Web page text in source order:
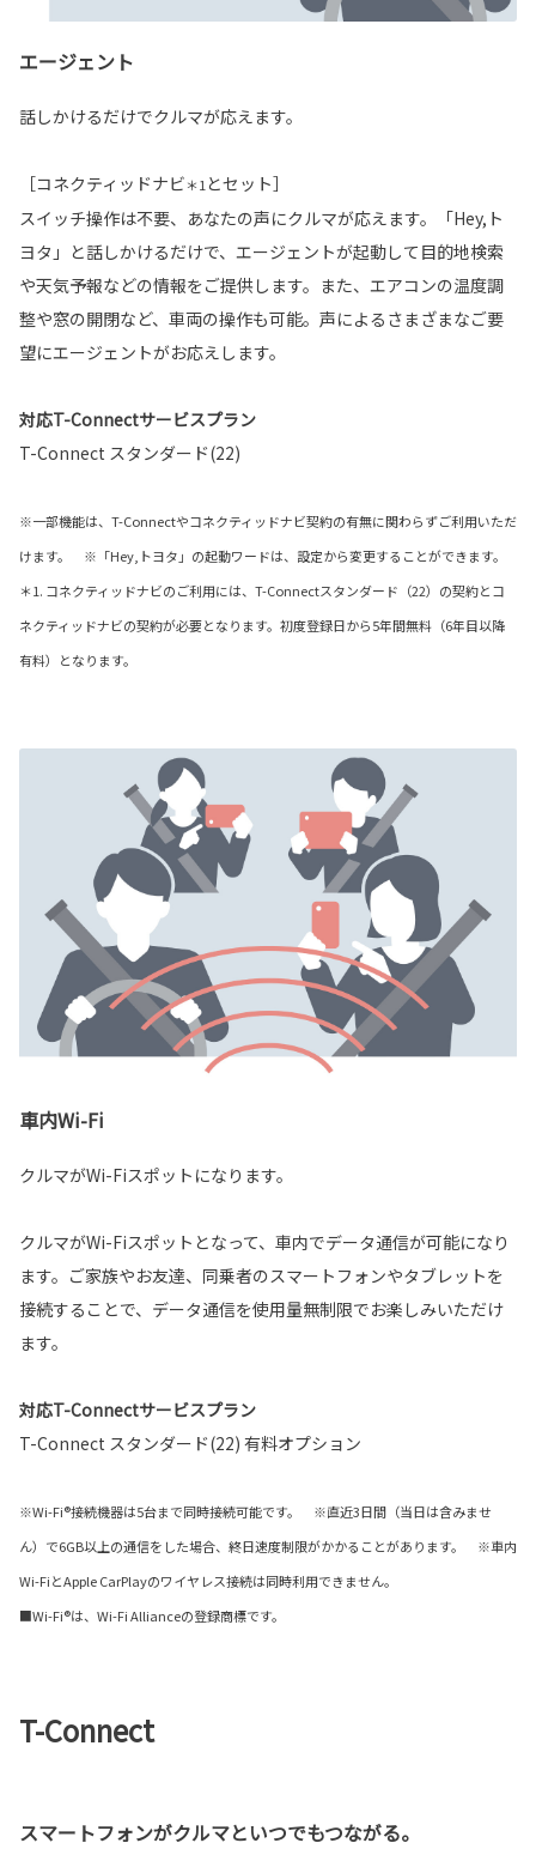
エージェント
話しかけるだけでクルマが応えます。
［コネクティッドナビ＊1 とセット］
スイッチ操作は不要、あなたの声にクルマが応えます。「Hey,ト
ヨタ」と話しかけるだけで、エージェントが起動して目的地検索
や天気予報などの情報をご提供します。また、エアコンの温度調
整や窓の開閉など、車両の操作も可能。声によるさまざまなご要
望にエージェントがお応えします。
対応T-Connectサービスプラン
T-Connect スタンダード(22)
※一部機能は、T-Connectやコネクティッドナビ契約の有無に関わらずご利用いただ
けます。 ※「Hey,トヨタ」の起動ワードは、設定から変更することができます。
＊1. コネクティッドナビのご利用には、T-Connectスタンダード（22）の契約とコ
ネクティッドナビの契約が必要となります。初度登録日から5年間無料（6年目以降
有料）となります。
車内Wi-Fi
クルマがWi-Fiスポットになります。
クルマがWi-Fiスポットとなって、車内でデータ通信が可能になり
ます。ご家族やお友達、同乗者のスマートフォンやタブレットを
接続することで、データ通信を使用量無制限でお楽しみいただけ
ます。
対応T-Connectサービスプラン
T-Connect スタンダード(22) 有料オプション
※Wi-Fi®接続機器は5台まで同時接続可能です。 ※直近3日間（当日は含みませ
ん）で6GB以上の通信をした場合、終日速度制限がかかることがあります。 ※車内
Wi-FiとApple CarPlayのワイヤレス接続は同時利用できません。
■Wi-Fi®は、Wi-Fi Allianceの登録商標です。
T-Connect
スマートフォンがクルマといつでもつながる。